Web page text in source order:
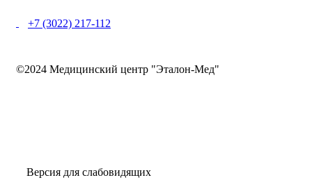
+7 (3022) 217-112
©2024 Медицинский центр "Эталон-Мед"
Версия для слабовидящих